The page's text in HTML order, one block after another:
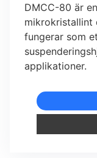
DMCC-80 är
mikrokristallint
fungerar som
applikationer.